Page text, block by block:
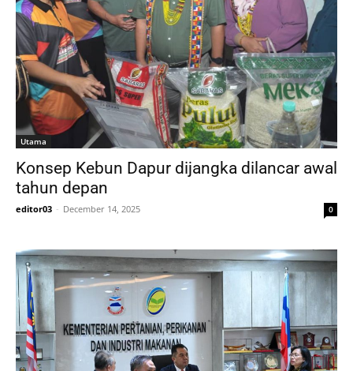
Utama
Konsep Kebun Dapur dijangka dilancar awal
tahun depan
editor03 - December 14, 2025 0